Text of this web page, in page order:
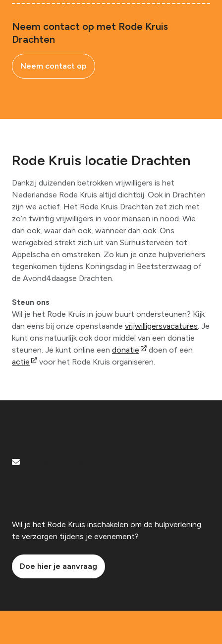
Neem contact op met Rode Kruis
Drachten
Neem contact op
Rode Kruis locatie Drachten
Dankzij duizenden betrokken vrijwilligers is het
Nederlandse Rode Kruis altijd dichtbij. Ook in Drachten
zijn we actief. Het Rode Kruis Drachten zet zich met
zo’n twintig vrijwilligers in voor mensen in nood. Wie
dan ook, waar dan ook, wanneer dan ook. Ons
werkgebied strekt zich uit van Surhuisterveen tot
Appelscha en omstreken. Zo kun je onze hulpverleners
tegenkomen tijdens Koningsdag in Beetsterzwaag of
de Avond4daagse Drachten.
Steun ons
Wil je het Rode Kruis in jouw buurt ondersteunen? Kijk
dan eens bij onze openstaande vrijwilligersvacatures. Je
kunt ons natuurlijk ook door middel van een donatie
steunen. Je kunt online een donatie
doen of een
actie
voor het Rode Kruis organiseren.
Wil je het Rode Kruis inschakelen om de hulpverlening
te verzorgen tijdens je evenement?
Doe hier je aanvraag